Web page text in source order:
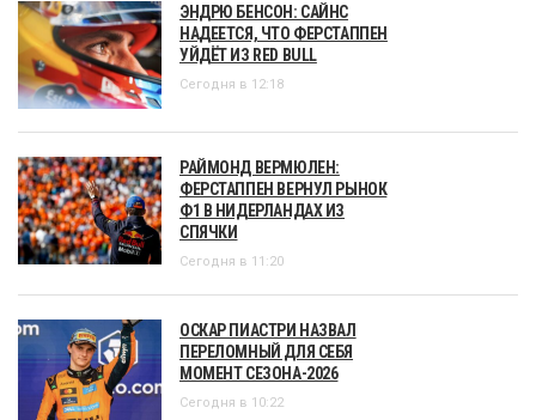
ЭНДРЮ БЕНСОН: САЙНС
НАДЕЕТСЯ, ЧТО ФЕРСТАППЕН
УЙДЁТ ИЗ RED BULL
Сегодня в 12:18
РАЙМОНД ВЕРМЮЛЕН:
ФЕРСТАППЕН ВЕРНУЛ РЫНОК
Ф1 В НИДЕРЛАНДАХ ИЗ
СПЯЧКИ
Сегодня в 11:20
ОСКАР ПИАСТРИ НАЗВАЛ
ПЕРЕЛОМНЫЙ ДЛЯ СЕБЯ
МОМЕНТ СЕЗОНА-2026
Сегодня в 10:22